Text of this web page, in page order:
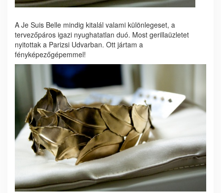
A Je Suis Belle mindig kitalál valami különlegeset, a
tervezőpáros igazi nyughatatlan duó. Most gerillaüzletet
nyitottak a Parizsi Udvarban. Ott jártam a
fényképezőgépemmel!